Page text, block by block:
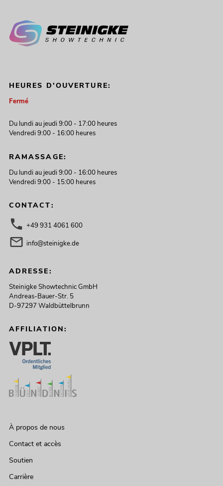
HEURES D'OUVERTURE:
Fermé
Du lundi au jeudi 9:00 - 17:00 heures
Vendredi 9:00 - 16:00 heures
RAMASSAGE:
Du lundi au jeudi 9:00 - 16:00 heures
Vendredi 9:00 - 15:00 heures
CONTACT:
+49 931 4061 600
info@steinigke.de
ADRESSE:
Steinigke Showtechnic GmbH
Andreas-Bauer-Str. 5
D-97297 Waldbüttelbrunn
AFFILIATION:
À propos de nous
Contact et accès
Soutien
Carrière